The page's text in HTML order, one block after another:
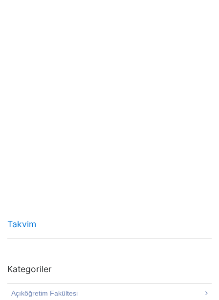
Takvim
Kategoriler
Açıköğretim Fakültesi